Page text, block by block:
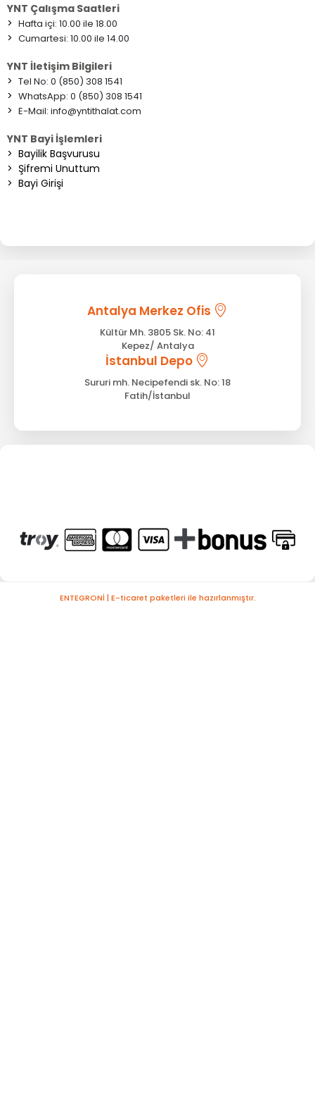
YNT Çalışma Saatleri
> Hafta içi: 10.00 ile 18.00
> Cumartesi: 10.00 ile 14.00
YNT İletişim Bilgileri
> Tel No: 0 (850) 308 1541
> WhatsApp: 0 (850) 308 1541
> E-Mail: info@yntithalat.com
YNT Bayi İşlemleri
> Bayilik Başvurusu
> Şifremi Unuttum
> Bayi Girişi
Antalya Merkez Ofis
Kültür Mh. 3805 Sk. No: 41
Kepez/ Antalya
İstanbul Depo
Sururi mh. Necipefendi sk. No: 18
Fatih/İstanbul
ENTEGRONİ | E-ticaret paketleri ile hazırlanmıştır.